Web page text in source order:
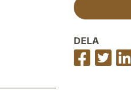
DELA
Dela
på
Dela
på